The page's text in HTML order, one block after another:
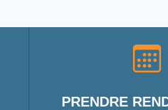
PRENDRE